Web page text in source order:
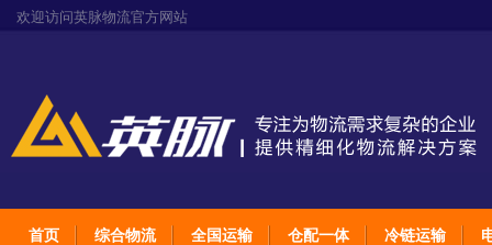
欢迎访问英脉物流官方网站
首页 综合物流 全国运输 仓配一体 冷链运输